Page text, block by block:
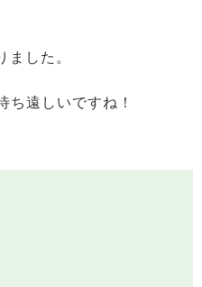
ました。
遠しいですね！